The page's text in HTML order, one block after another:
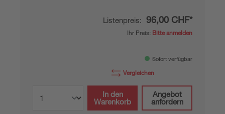
Listenpreis: 96,00 CHF*
Ihr Preis: Bitte anmelden
Sofort verfügbar
Vergleichen
In den
Warenkorb
Angebot
anfordern